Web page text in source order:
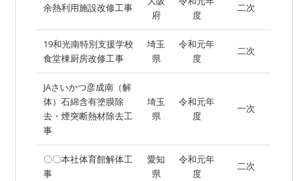
余熱利用施設改修工事
府
度
二次
19和光南特別支援学校
食堂棟厨房改修工事
埼玉
県
令和元年
度
二次
JAさいかつ彦成南（解
体）石綿含有塗膜除
去・煙突断熱材除去工
事
埼玉
県
令和元年
度
一次
〇〇本社体育館解体工
事
愛知
県
令和元年
度
二次